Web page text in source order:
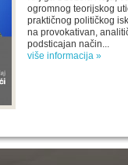
ogromnog teorijskog
praktičnog političkog
na provokativan,
podsticajan način...
više informacija »